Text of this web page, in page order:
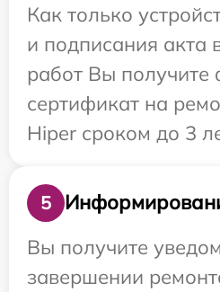
Как только
и подписания акта
работ Вы
сертификат на
Hiper сроком до 3
5
Вы получите
завершении